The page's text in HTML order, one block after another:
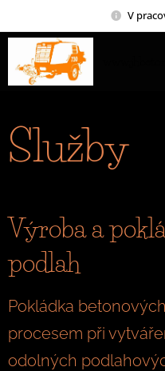
V
Služby
Výroba a
podlah
Pokládka
procesem při
odolných